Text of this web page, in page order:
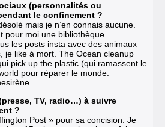
(personnalités ou
le confinement ?
mais je n’en connais aucune.
pour moi une bibliothèque.
les posts insta avec des animaux
je like à mort. The Ocean cleanup
pick up the plastic (qui ramassent le
pour réparer le monde.
TV, radio…) à suivre
?
Post » pour sa concision. Je